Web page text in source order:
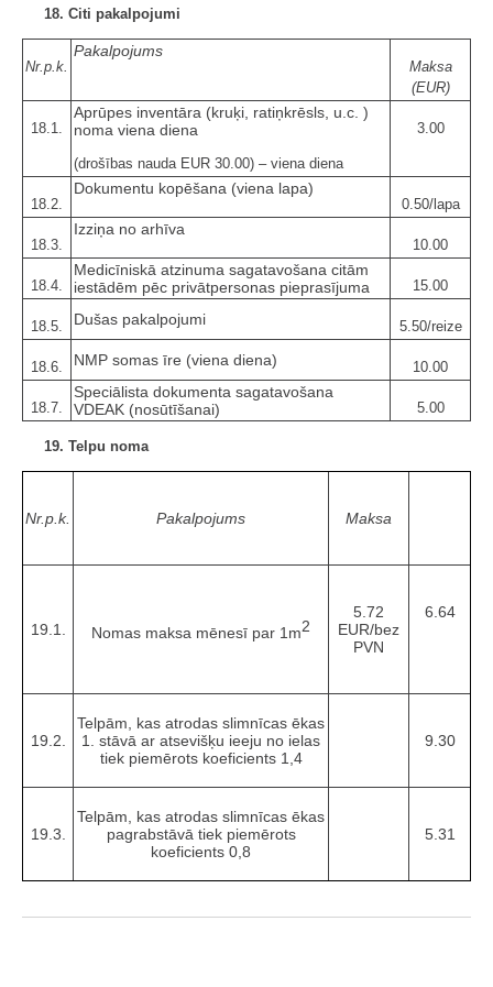
18. Citi pakalpojumi
Nr.p.k.
Pakalpojums
Maksa
(EUR)
18.1.
Aprūpes inventāra (kruķi, ratiņkrēsls, u.c. )
noma viena diena
(drošības nauda EUR 30.00) – viena diena
3.00
18.2.
Dokumentu kopēšana (viena lapa)
0.50/lapa
18.3.
Izziņa no arhīva
10.00
18.4.
Medicīniskā atzinuma sagatavošana citām
iestādēm pēc privātpersonas pieprasījuma
15.00
18.5. Dušas pakalpojumi 5.50/reize
18.6. NMP somas īre (viena diena) 10.00
18.7.
Speciālista dokumenta sagatavošana
VDEAK (nosūtīšanai)
5.00
19. Telpu noma
Nr.p.k. Pakalpojums Maksa
19.1. Nomas maksa mēnesī par 1m2
5.72
EUR/bez
PVN
6.64
19.2.
Telpām, kas atrodas slimnīcas ēkas
1. stāvā ar atsevišķu ieeju no ielas
tiek piemērots koeficients 1,4
9.30
19.3.
Telpām, kas atrodas slimnīcas ēkas
pagrabstāvā tiek piemērots
koeficients 0,8
5.31